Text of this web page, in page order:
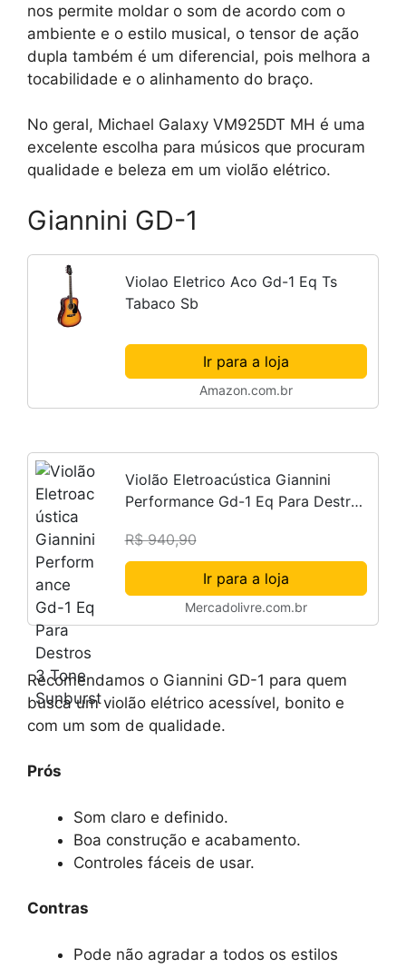
nos permite moldar o som de acordo com o
ambiente e o estilo musical, o tensor de ação
dupla também é um diferencial, pois melhora a
tocabilidade e o alinhamento do braço.
No geral, Michael Galaxy VM925DT MH é uma
excelente escolha para músicos que procuram
qualidade e beleza em um violão elétrico.
Giannini GD-1
Violao Eletrico Aco Gd-1 Eq Ts
Tabaco Sb
Ir para a loja
Amazon.com.br
Violão Eletroacústica Giannini
Performance Gd-1 Eq Para Destros
R$ 940,90
Ir para a loja
Mercadolivre.com.br
Recomendamos o Giannini GD-1 para quem
busca um violão elétrico acessível, bonito e
com um som de qualidade.
Prós
Som claro e definido.
Boa construção e acabamento.
Controles fáceis de usar.
Contras
Pode não agradar a todos os estilos